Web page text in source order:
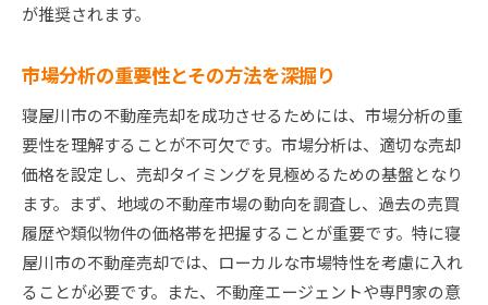
プロのサポートを活用した寝屋川市不動産売却の秘
信頼できる不動産エージェントの選び方
不動産コンサルタントを活用する方法
法的アドバイザーを活用した安心の売却
プロの交渉術を学ぶメリット
売却手続きの効率化を図るサポート
人脈を活かした売却活動の展開
寝屋川市ではどのような物件が人気かを分析する
が推奨されます。
市場分析の重要性とその方法を深掘り
寝屋川市の不動産売却を成功させるためには、市場分析の重
要性を理解することが不可欠です。市場分析は、適切な売却
価格を設定し、売却タイミングを見極めるための基盤となり
ます。まず、地域の不動産市場の動向を調査し、過去の売買
履歴や類似物件の価格帯を把握することが重要です。特に寝
屋川市の不動産売却では、ローカルな市場特性を考慮に入れ
ることが必要です。また、不動産エージェントや専門家の意